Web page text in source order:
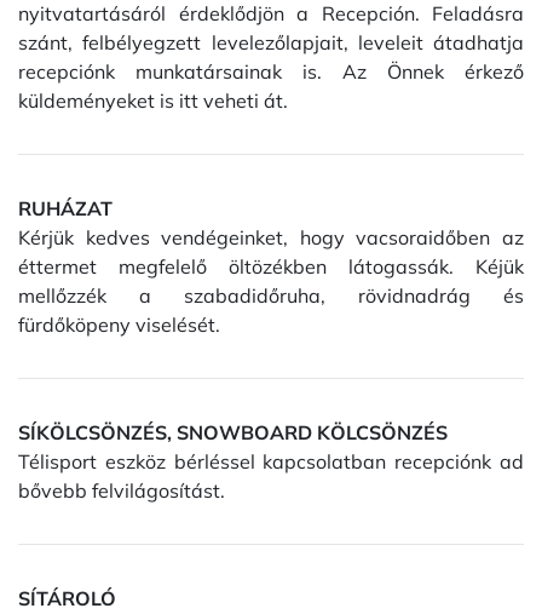
nyitvatartásáról érdeklődjön a Recepción. Feladásra
szánt, felbélyegzett levelezőlapjait, leveleit átadhatja
recepciónk munkatársainak is. Az Önnek érkező
küldeményeket is itt veheti át.
RUHÁZAT
Kérjük kedves vendégeinket, hogy vacsoraidőben az
éttermet megfelelő öltözékben látogassák. Kéjük
mellőzzék a szabadidőruha, rövidnadrág és
fürdőköpeny viselését.
SÍKÖLCSÖNZÉS, SNOWBOARD KÖLCSÖNZÉS
Télisport eszköz bérléssel kapcsolatban recepciónk ad
bővebb felvilágosítást.
SÍTÁROLÓ